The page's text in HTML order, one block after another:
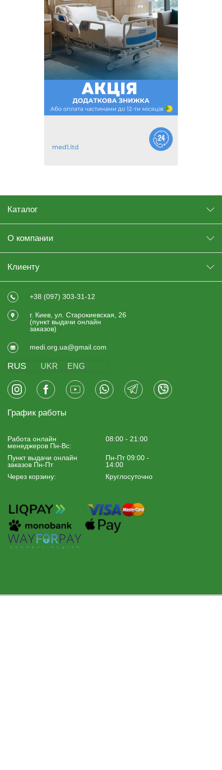
Каталог
О компании
Клиенту
+38 (097) 303-31-12
г. Киев, ул. Старокиевская, 26
(пункт выдачи онлайн
заказов)
medi.org.ua@gmail.com
RUS UKR ENG
График работы
Работа онлайн
менеджеров Пн-Вс:
08:00 - 21:00
Пункт выдачи онлайн
заказов Пн-Пт
Пн-Пт 09:00 -
14:00
Через корзину:
Круглосуточно